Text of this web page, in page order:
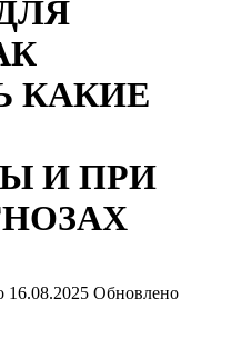
КАКИЕ
И ПРИ
16.08.2025 Обновлено